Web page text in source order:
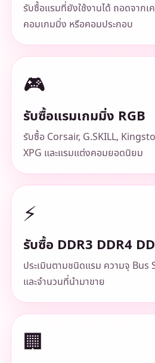
รับซื้อแรมที่ยังใช้งานได้ ถอดจากเ
คอมเกมมิ่ง หรือคอมประกอบ
🎮
รับซื้อแรมเกมมิ่ง RGB
รับซื้อ Corsair, G.SKILL,
XPG และแรมแต่งคอมยอดนิยม
⚡
รับซื้อ DDR3 DDR4
ประเมินตามชนิดแรม ความจุ Bus
และจำนวนที่นำมาขาย
🏢